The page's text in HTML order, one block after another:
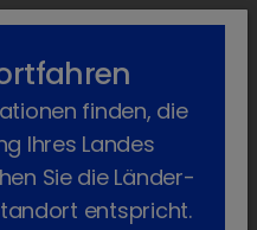
lock_outline search menu
finden, die
Ihres Landes
Sie die Länder-
entspricht.